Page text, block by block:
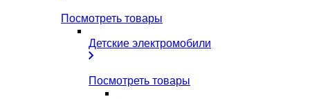
Посмотреть товары
Детские электромобили
Посмотреть товары